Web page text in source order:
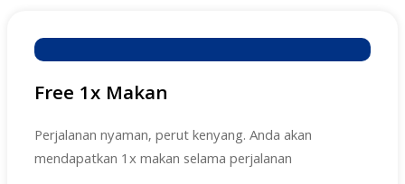
Free 1x Makan
Perjalanan nyaman, perut kenyang. Anda akan
mendapatkan 1x makan selama perjalanan